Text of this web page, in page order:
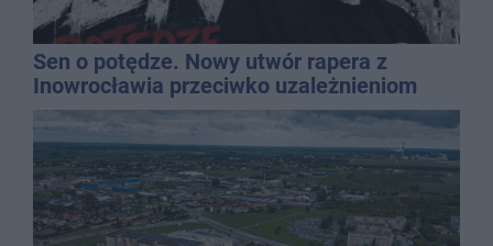
Sen o potędze. Nowy utwór rapera z
Inowrocławia przeciwko uzależnieniom